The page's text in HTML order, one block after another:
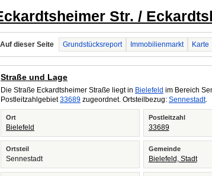
Str. /
Auf dieser Seite Grundstücksreport Immobilienmarkt Karte
Straße und Lage
Die Straße Eckardtsheimer Straße liegt in Bielefeld im Bereich
Postleitzahlgebiet33689 zugeordnet. Ortsteilbezug: Sennestadt.
Ort
Bielefeld
Postleitzahl
33689
Ortsteil
Sennestadt
Gemeinde
Bielefeld, Stadt